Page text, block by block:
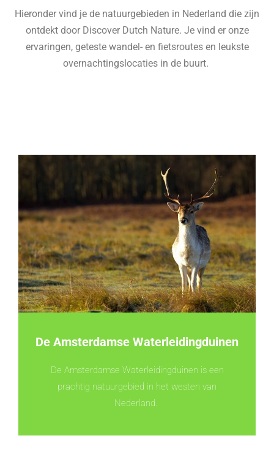
Hieronder vind je de natuurgebieden in Nederland die zijn
ontdekt door Discover Dutch Nature. Je vind er onze
ervaringen, geteste wandel- en fietsroutes en leukste
overnachtingslocaties in de buurt.
De Amsterdamse Waterleidingduinen
De Amsterdamse Waterleidingduinen is een
prachtig natuurgebied in het westen van
Nederland.